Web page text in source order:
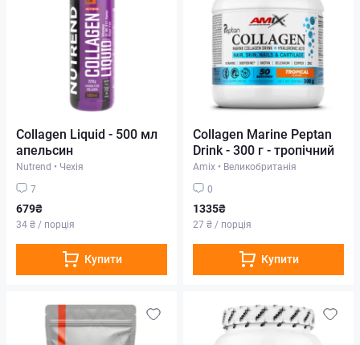
Collagen Liquid - 500 мл
апельсин
Nutrend • Чехія
7
679₴
34 ₴ / порція
Купити
Collagen Marine Peptan
Drink - 300 г - тропічний
Amix • Великобританія
0
1335₴
27 ₴ / порція
Купити